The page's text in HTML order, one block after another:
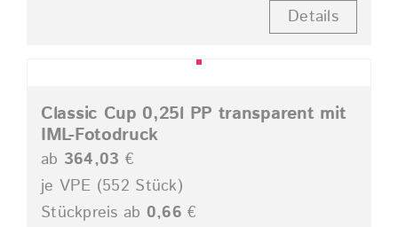
Details
Classic Cup 0,25l PP transparent mit
IML-Fotodruck
ab 364,03 €
je VPE (552 Stück)
Stückpreis ab 0,66 €